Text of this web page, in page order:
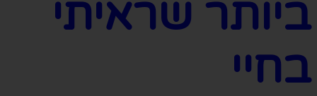
ביותר שראיתי
בחיי